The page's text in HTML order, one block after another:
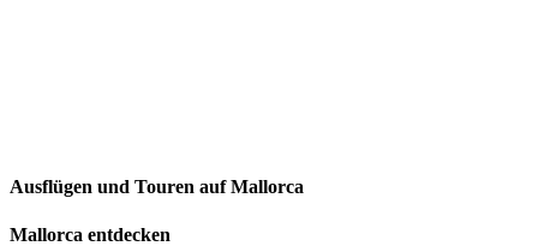
Ausflügen und Touren auf Mallorca
Mallorca entdecken